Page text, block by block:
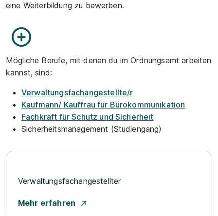
eine Weiterbildung zu bewerben.
Mögliche Berufe, mit denen du im Ordnungsamt arbeiten
kannst, sind:
Verwaltungsfachangestellte/r
Kaufmann/ Kauffrau für Bürokommunikation
Fachkraft für Schutz und Sicherheit
Sicherheitsmanagement (Studiengang)
Verwaltungsfachangestellter
Mehr erfahren